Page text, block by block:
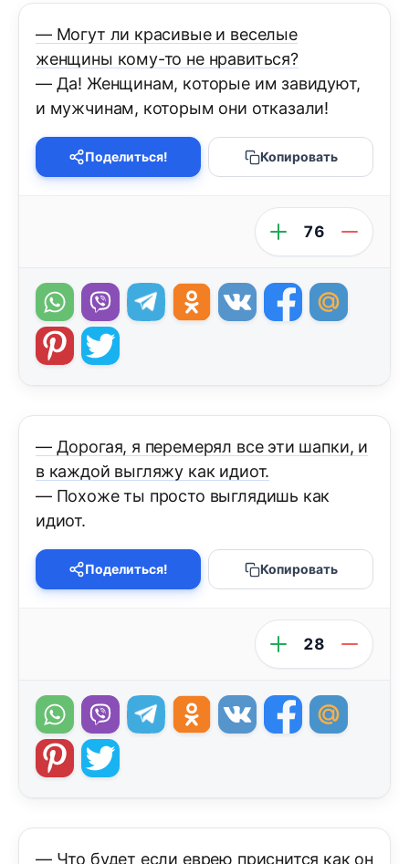
— Могут ли красивые и веселые
женщины кому-то не нравиться?
— Да! Женщинам, которые им завидуют,
и мужчинам, которым они отказали!
Поделиться! Копировать
76
— Дорогая, я перемерял все эти шапки, и
в каждой выгляжу как идиот.
— Похоже ты просто выглядишь как
идиот.
Поделиться! Копировать
28
— Что будет если еврею приснится как он